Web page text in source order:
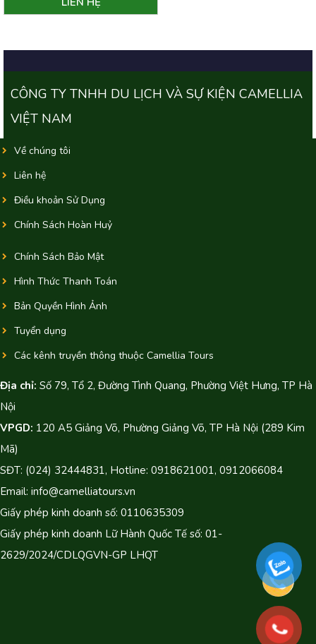
CÔNG TY TNHH DU LỊCH VÀ SỰ KIỆN CAMELLIA
VIỆT NAM
Về chúng tôi
Liên hệ
Điều khoản Sử Dụng
Chính Sách Hoàn Huỷ
Chính Sách Bảo Mật
Hình Thức Thanh Toán
Bản Quyền Hình Ảnh
Tuyển dụng
Các kênh truyền thông thuộc Camellia Tours
Địa chỉ: Số 79, Tổ 2, Đường Tình Quang, Phường Việt Hưng, TP Hà
Nội
VPGD: 120 A5 Giảng Võ, Phường Giảng Võ, TP Hà Nội (289 Kim
Mã)
SĐT: (024) 32444831, Hotline: 0918621001, 0912066084
Email: info@camelliatours.vn
Giấy phép kinh doanh số: 0110635309
Giấy phép kinh doanh Lữ Hành Quốc Tế số: 01-
2629/2024/CDLQGVN-GP LHQT